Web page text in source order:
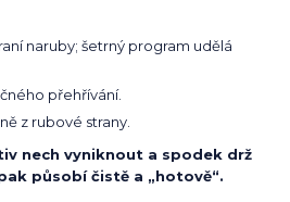
naruby; šetrný program udělá
přehřívání.
z rubové strany.
nech vyniknout a spodek drž
působí čistě a „hotově“.